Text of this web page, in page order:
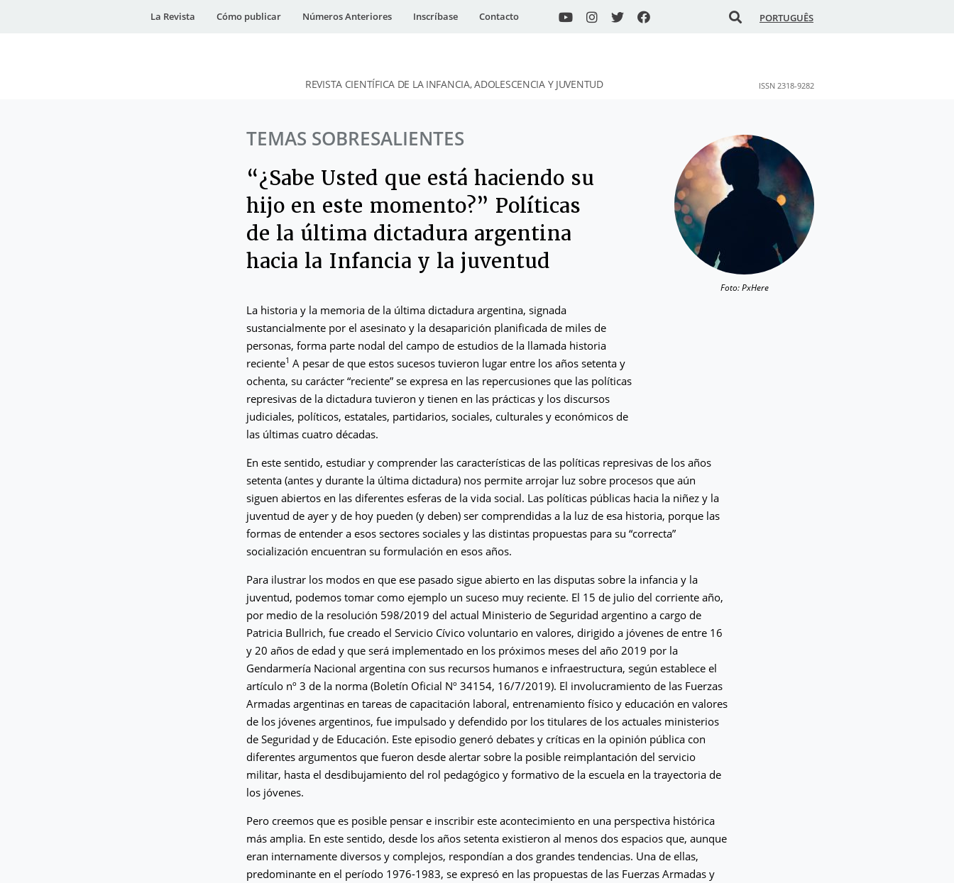
La Revista Cómo publicar Números Anteriores Inscríbase Contacto PORTUGUÊS
DESidades
REVISTA CIENTÍFICA DE LA INFANCIA, ADOLESCENCIA Y JUVENTUD ISSN 2318-9282
Foto: PxHere
TEMAS SOBRESALIENTES
“¿Sabe Usted que está haciendo su
hijo en este momento?” Políticas
de la última dictadura argentina
hacia la Infancia y la juventud
La historia y la memoria de la última dictadura argentina, signada
sustancialmente por el asesinato y la desaparición planificada de miles de
personas, forma parte nodal del campo de estudios de la llamada historia
reciente1 A pesar de que estos sucesos tuvieron lugar entre los años setenta y
ochenta, su carácter “reciente” se expresa en las repercusiones que las políticas
represivas de la dictadura tuvieron y tienen en las prácticas y los discursos
judiciales, políticos, estatales, partidarios, sociales, culturales y económicos de
las últimas cuatro décadas.
En este sentido, estudiar y comprender las características de las políticas represivas de los años
setenta (antes y durante la última dictadura) nos permite arrojar luz sobre procesos que aún
siguen abiertos en las diferentes esferas de la vida social. Las políticas públicas hacia la niñez y la
juventud de ayer y de hoy pueden (y deben) ser comprendidas a la luz de esa historia, porque las
formas de entender a esos sectores sociales y las distintas propuestas para su “correcta”
socialización encuentran su formulación en esos años.
Para ilustrar los modos en que ese pasado sigue abierto en las disputas sobre la infancia y la
juventud, podemos tomar como ejemplo un suceso muy reciente. El 15 de julio del corriente año,
por medio de la resolución 598/2019 del actual Ministerio de Seguridad argentino a cargo de
Patricia Bullrich, fue creado el Servicio Cívico voluntario en valores, dirigido a jóvenes de entre 16
y 20 años de edad y que será implementado en los próximos meses del año 2019 por la
Gendarmería Nacional argentina con sus recursos humanos e infraestructura, según establece el
artículo nº 3 de la norma (Boletín Oficial Nº 34154, 16/7/2019). El involucramiento de las Fuerzas
Armadas argentinas en tareas de capacitación laboral, entrenamiento físico y educación en valores
de los jóvenes argentinos, fue impulsado y defendido por los titulares de los actuales ministerios
de Seguridad y de Educación. Este episodio generó debates y críticas en la opinión pública con
diferentes argumentos que fueron desde alertar sobre la posible reimplantación del servicio
militar, hasta el desdibujamiento del rol pedagógico y formativo de la escuela en la trayectoria de
los jóvenes.
Pero creemos que es posible pensar e inscribir este acontecimiento en una perspectiva histórica
más amplia. En este sentido, desde los años setenta existieron al menos dos espacios que, aunque
eran internamente diversos y complejos, respondían a dos grandes tendencias. Una de ellas,
predominante en el período 1976-1983, se expresó en las propuestas de las Fuerzas Armadas y